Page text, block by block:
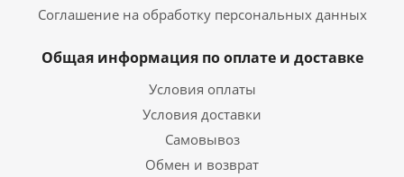
Соглашение на обработку персональных данных
Общая информация по оплате и доставке
Условия оплаты
Условия доставки
Самовывоз
Обмен и возврат